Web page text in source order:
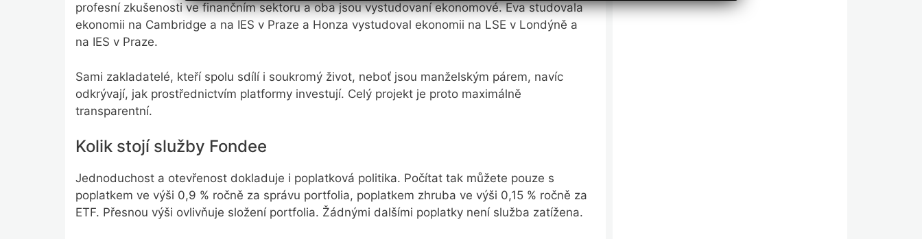
profesní zkušenosti ve finančním sektoru a oba jsou vystudovaní ekonomové. Eva studovala
ekonomii na Cambridge a na IES v Praze a Honza vystudoval ekonomii na LSE v Londýně a
na IES v Praze.
Sami zakladatelé, kteří spolu sdílí i soukromý život, neboť jsou manželským párem, navíc
odkrývají, jak prostřednictvím platformy investují. Celý projekt je proto maximálně
transparentní.
Kolik stojí služby Fondee
Jednoduchost a otevřenost dokladuje i poplatková politika. Počítat tak můžete pouze s
poplatkem ve výši 0,9 % ročně za správu portfolia, poplatkem zhruba ve výši 0,15 % ročně za
ETF. Přesnou výši ovlivňuje složení portfolia. Žádnými dalšími poplatky není služba zatížena.